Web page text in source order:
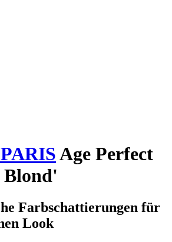
Age Perfect
Blond'
Farbschattierungen für
Look